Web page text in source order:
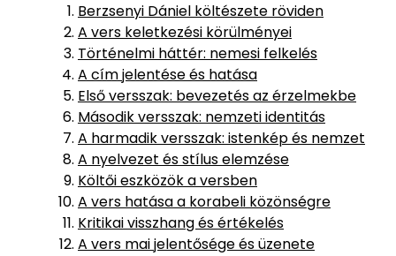
Berzsenyi Dániel költészete röviden
A vers keletkezési körülményei
Történelmi háttér: nemesi felkelés
A cím jelentése és hatása
Első versszak: bevezetés az érzelmekbe
Második versszak: nemzeti identitás
A harmadik versszak: istenkép és nemzet
A nyelvezet és stílus elemzése
Költői eszközök a versben
A vers hatása a korabeli közönségre
Kritikai visszhang és értékelés
A vers mai jelentősége és üzenete